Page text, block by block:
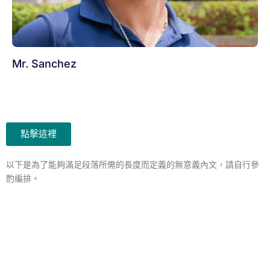
Mr. Sanchez
點擊這裡
以下是為了能夠滿足段落所需的長度而定義的無意義內文，請自行參
酌編排。